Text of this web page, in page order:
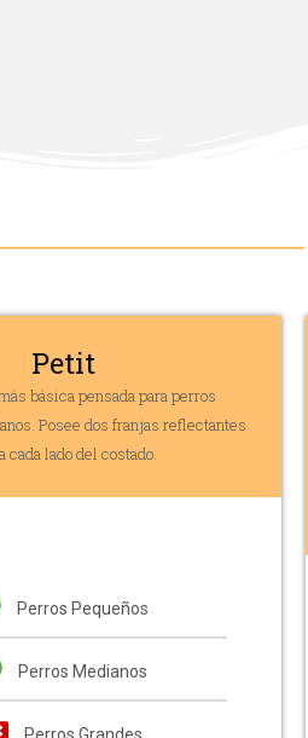
Petit
básica pensada para perros
Posee dos franjas reflectantes
cada lado del costado.
Perros Pequeños
Perros Medianos